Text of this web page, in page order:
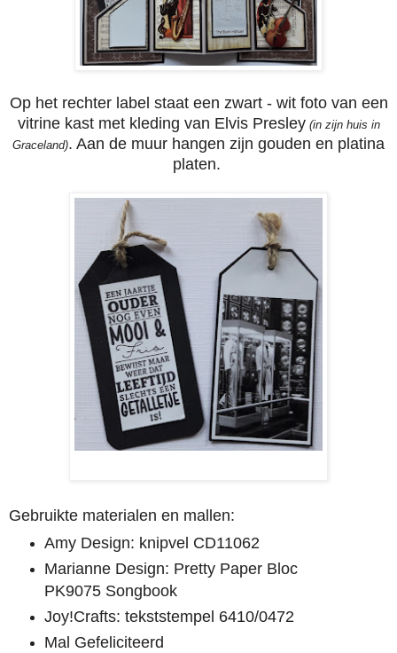
Op het rechter label staat een zwart - wit foto van een
vitrine kast met kleding van Elvis Presley(in zijn huis in
Graceland). Aan de muur hangen zijn gouden en platina
platen.
Gebruikte materialen en mallen:
Amy Design: knipvel CD11062
Marianne Design: Pretty Paper Bloc
PK9075 Songbook
Joy!Crafts: tekststempel 6410/0472
Mal Gefeliciteerd